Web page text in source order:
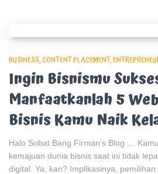
BUSINESS CONTENT PLACEMENT
Ingin Bisnismu
Manfaatkanlah 5
Bisnis Kamu Naik
Halo Sobat Bang Firman’s Blog …
kemajuan dunia bisnis saat ini tidak
digital. Ya, kan? Implikasinya,